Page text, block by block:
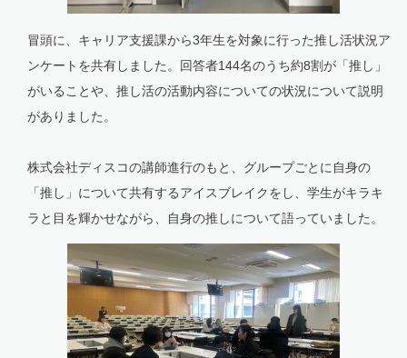
冒頭に、キャリア支援課から3年生を対象に行った推し活状況ア
ンケートを共有しました。回答者144名のうち約8割が「推し」
がいることや、推し活の活動内容についての状況について説明
がありました。
株式会社ディスコの講師進行のもと、グループごとに自身の
「推し」について共有するアイスブレイクをし、学生がキラキ
ラと目を輝かせながら、自身の推しについて語っていました。